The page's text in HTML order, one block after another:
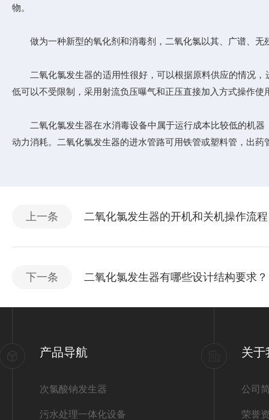
物。
做为一种新型的氧化剂和消毒剂，二氧化氯以其、广谱、无
二氧化氯发生器的适用性很好，可以根据原料供应的情况，
低可以不受限制，采用射流负压曝气和正压直接加入方式操作使
二氧化氯发生器在水消毒设备中属于运行成本比较低的机器
动力消耗。二氧化氯发生器的进水管路可用铁管或塑料管，出
上一条 二氧化氯发生器的开机和关机操作流程
下一条 二氧化氯发生器有哪些设计结构要求？
产品导航
次氯酸钠发生器
污水处理一体化设备
关于
公司
荣誉